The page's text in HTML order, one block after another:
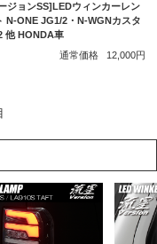
ジョンSS]LEDウィンカーレン
N-ONE JG1/2・N-WGNカスタ
他 HONDA車
通常価格
12,000円